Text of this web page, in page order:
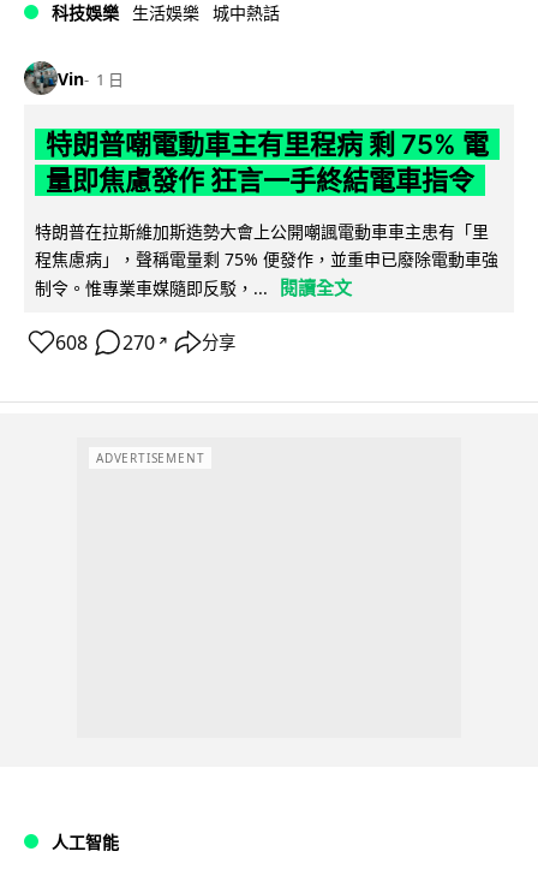
科技娛樂 生活娛樂 城中熱話
Vin 1 日
特朗普嘲電動車主有里程病 剩 75% 電
量即焦慮發作 狂言一手終結電車指令
特朗普在拉斯維加斯造勢大會上公開嘲諷電動車車主患有「里
程焦慮病」，聲稱電量剩 75% 便發作，並重申已廢除電動車強
制令。惟專業車媒隨即反駁，...
閱讀全文
608 270 ↗ 分享
ADVERTISEMENT
人工智能